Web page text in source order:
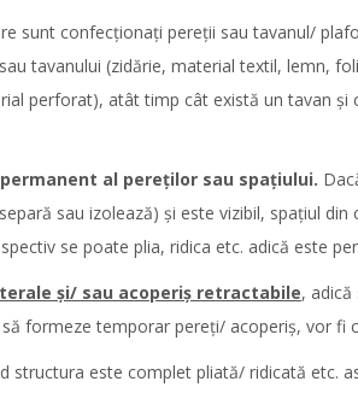
sunt confecționați pereții sau tavanul/
tavanului (zidărie, material textil, lemn,
perforat), atât timp cât există un tavan și
al pereților sau spațiului.
sau izolează) și este vizibil, spațiul
se poate plia, ridica etc. adică este
și/ sau acoperiș retractabile,
formeze temporar pereți/ acoperiș, vor fi
structura este complet pliată/ ridicată etc.